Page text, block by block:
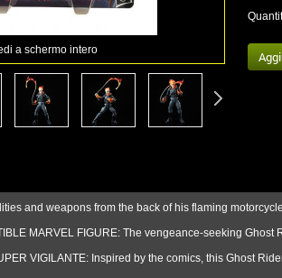
a schermo intero
and weapons from the back of his flaming
MARVEL FIGURE: The vengeance-seeking
VIGILANTE: Inspired by the comics, this Ghost